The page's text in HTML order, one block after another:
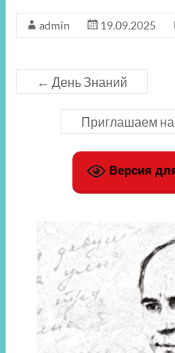
admin 19.09.2025
← День Знаний
Приглашаем на
Версия